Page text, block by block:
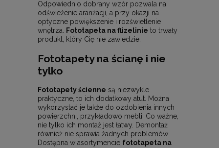
Odpowiednio dobrany wzór pozwala na
odświeżenie aranżacji, a przy okazji na
optyczne powiększenie i rozświetlenie
wnętrza.
Fototapeta na flizelinie to trwały
produkt, który Cię nie zawiedzie.
Fototapety na ścianę i nie
tylko
Fototapety ścienne są niezwykle
praktyczne, to ich dodatkowy atut. Można
wykorzystać je także do ozdobienia innych
powierzchni, przykładowo mebli. Co ważne,
nie tylko ich montaż jest łatwy. Demontaż
również nie sprawia żadnych problemów.
Dostępna w asortymencie fototapeta na